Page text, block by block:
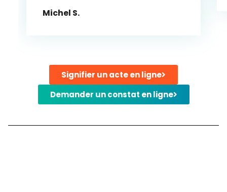
Michel S.
Signifier un acte en ligne
Demander un constat en ligne